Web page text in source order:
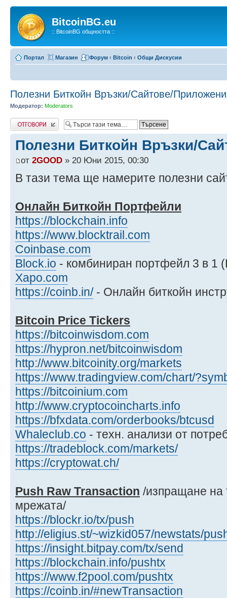
BitcoinBG.eu
:: BitcoinBG общността ::
Портал Магазин Форум ‹ Bitcoin ‹ Общи Дискусии
Полезни Биткойн Връзки/Сайтове/
Модератор: Moderators
Напиши коментар
Полезни Биткойн Връзки/
от 2GOOD » 20 Юни 2015, 00:30
В тази тема ще намерите полезни
Онлайн Биткойн Портфейли
https://blockchain.info
https://www.blocktrail.com
Coinbase.com
Block.io - комбиниран портфейл 3 в 1
Xapo.com
https://coinb.in/- Онлайн биткойн
Bitcoin Price Tickers
https://bitcoinwisdom.com
https://hypron.net/bitcoinwisdom
http://www.bitcoinity.org/markets
https://www.tradingview.com/chart/
https://bitcoinium.com
http://www.cryptocoincharts.info
https://bfxdata.com/orderbooks/btcusd
Whaleclub.co - техн. анализи от
https://tradeblock.com/markets/
https://cryptowat.ch/
Push Raw Transaction /изпращане на
мрежата/
https://blockr.io/tx/push
http://eligius.st/~wizkid057/newstats/
https://insight.bitpay.com/tx/send
https://blockchain.info/pushtx
https://www.f2pool.com/pushtx
https://coinb.in/#newTransaction